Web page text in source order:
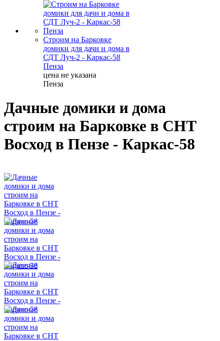
Строим на Барковке
домики для дачи и дома в
СДТ Луч-2 - Каркас-58
Пенза
цена не указана
Пенза
Дачные домики и дома
строим на Барковке в СНТ
Восход в Пензе - Каркас-58